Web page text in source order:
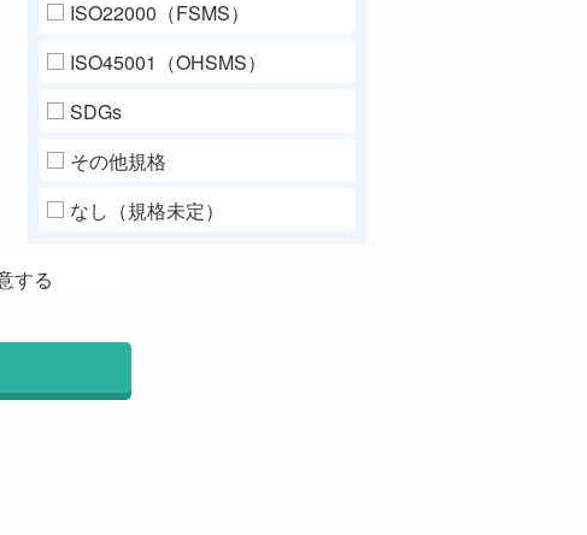
ISO22000（FSMS）
ISO45001（OHSMS）
SDGs
その他規格
なし（規格未定）
する